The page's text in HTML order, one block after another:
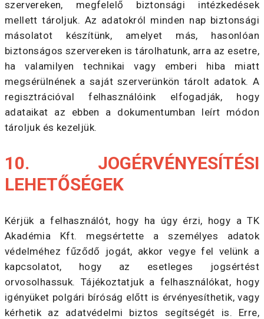
szervereken, megfelelő biztonsági intézkedések
mellett tároljuk. Az adatokról minden nap biztonsági
másolatot készítünk, amelyet más, hasonlóan
biztonságos szervereken is tárolhatunk, arra az esetre,
ha valamilyen technikai vagy emberi hiba miatt
megsérülnének a saját szerverünkön tárolt adatok. A
regisztrációval felhasználóink elfogadják, hogy
adataikat az ebben a dokumentumban leírt módon
tároljuk és kezeljük.
10. JOGÉRVÉNYESÍTÉSI
LEHETŐSÉGEK
Kérjük a felhasználót, hogy ha úgy érzi, hogy a TK
Akadémia Kft. megsértette a személyes adatok
védelméhez fűződő jogát, akkor vegye fel velünk a
kapcsolatot, hogy az esetleges jogsértést
orvosolhassuk. Tájékoztatjuk a felhasználókat, hogy
igényüket polgári bíróság előtt is érvényesíthetik, vagy
kérhetik az adatvédelmi biztos segítségét is. Erre,